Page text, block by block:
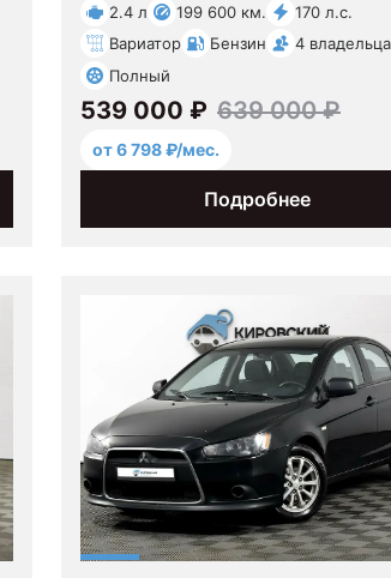
2.4 л 199 600 км.
170 л.с.
Вариатор
Бензин
4 владельца
Полный
Подробнее
539 000 ₽ 639 000 ₽
от 6 798 ₽/мес.